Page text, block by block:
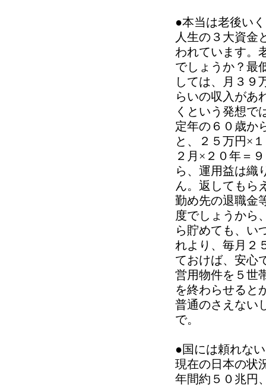
●本当は老後い
人生の３大資金
われています。
でしょうか？最
しては、月３９
らいの収入があ
くという発想で
定年の６０歳か
と、２５万円×
２月×２０年＝
ら、運用益は織
ん。返してもら
勤め先の退職金
度でしょうから
ら貯めても、い
れより、毎月２
ておけば、安心
営用物件を５世
を終わらせると
普通のさえない
で。
●国には頼れない
現在の日本の状
年間約５０兆円